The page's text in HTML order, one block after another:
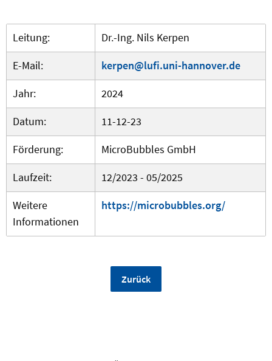
Leitung:
Dr.-Ing. Nils Kerpen
E-Mail:
kerpen@lufi.uni-hannover.de
Jahr:
2024
Datum:
11-12-23
Förderung:
MicroBubbles GmbH
Laufzeit:
12/2023 - 05/2025
Weitere
Informationen
https://microbubbles.org/
Zurück